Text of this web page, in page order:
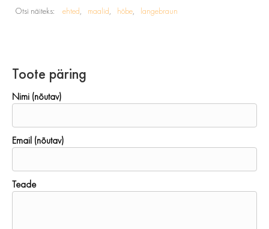
Otsi näiteks: ehted maalid hõbe langebraun
Toote päring
Nimi (nõutav)
Email (nõutav)
Teade